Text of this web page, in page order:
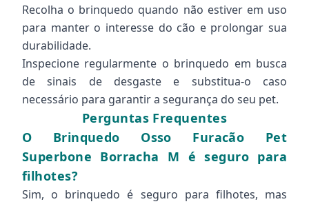
Recolha o brinquedo quando não estiver em uso
para manter o interesse do cão e prolongar sua
durabilidade.
Inspecione regularmente o brinquedo em busca
de sinais de desgaste e substitua-o caso
necessário para garantir a segurança do seu pet.
Perguntas Frequentes
O Brinquedo Osso Furacão Pet
Superbone Borracha M é seguro para
filhotes?
Sim, o brinquedo é seguro para filhotes, mas